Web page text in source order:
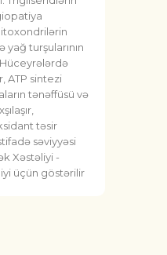
yağ turşularının
ATP sintezi
tənəffüsü və
təsir
səviyyəsi
Xəstəliyi -
üçün göstərilir